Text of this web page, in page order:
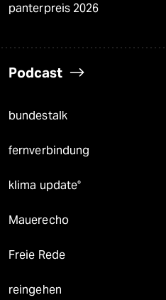
panterpreis 2026
Podcast
bundestalk
fernverbindung
klima update°
Mauerecho
Freie Rede
reingehen